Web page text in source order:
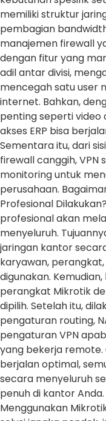
memiliki struktur
pembagian
manajemen firewall
dengan fitur yang
adil antar divisi,
mencegah satu user
internet. Bahkan,
penting seperti video
akses ERP bisa
Sementara itu, dari
firewall canggih,
monitoring untuk
perusahaan.
Profesional
profesional akan
menyeluruh.
jaringan kantor
karyawan,
digunakan.
perangkat Mikrotik
dipilih. Setelah itu,
pengaturan routing,
pengaturan VPN
yang bekerja
berjalan optimal,
secara menyeluruh
penuh di kantor
Menggunakan